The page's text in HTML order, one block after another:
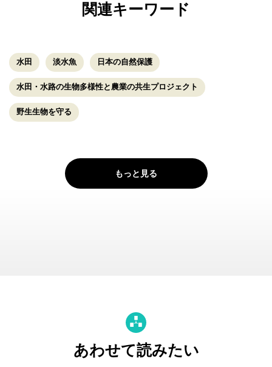
関連キーワード
水田 淡水魚 日本の自然保護
水田・水路の生物多様性と農業の共生プロジェクト
野生生物を守る
もっと見る
あわせて読みたい